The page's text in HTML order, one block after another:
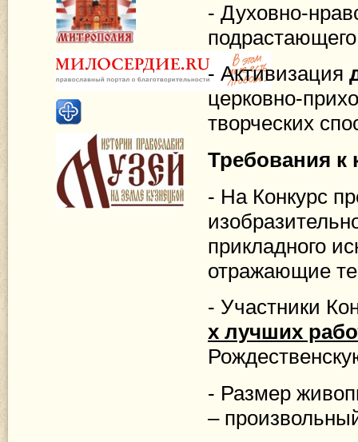
- Духовно-
- Активизация
церковно-
творческих
Требования к
- На Конкурс
прикладного
отражающие
- Участники
х лучших
- Размер
–